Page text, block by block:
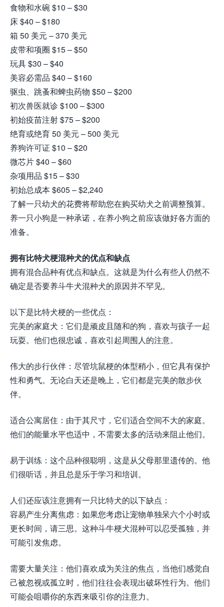
食物和水碗 $10 – $30
床 $40 – $180
箱 50 美元 – 370 美元
皮带和项圈 $15 – $50
玩具 $30 – $40
美容必需品 $40 – $160
驱虫、跳蚤和蜱虫药物 $50 – $200
初次兽医就诊 $100 – $300
初始疫苗注射 $75 – $200
绝育或绝育 50 美元 – 500 美元
养狗许可证 $10 – $20
微芯片 $40 – $60
杂项用品 $15 – $30
初始总成本 $605 – $2,240
了解一只幼犬的花费将帮助您在购买幼犬之前调整预算。
养一只小狗是一种承诺，在养小狗之前应该做好各方面的
准备。
拥有比特犬梗混种犬的优点和缺点
拥有混合品种有优点和缺点。这就是为什么有些人仍然不
确定是否要养斗牛犬混种犬的原因并不罕见。
以下是比特犬梗的一些优点：
完美的家庭犬：它们是顽皮且随和的狗，喜欢与孩子一起
玩耍。他们也很忠诚，喜欢引起周围人的注意。
伟大的步行伙伴：尽管坑鼠梗的体型稍小，但它具有保护
性和勇气。无论白天还是晚上，它们都是完美的散步伙
伴。
适合公寓居住：由于其尺寸，它们适合空间不大的家庭。
他们的能量水平也适中，不需要太多的活动来阻止他们。
易于训练：这个品种很聪明，这是从父母那里遗传的。他
们很听话，并且总是乐于学习和培训。
人们还应该注意拥有一只比特犬的以下缺点：
容易产生分离焦虑：如果您考虑让宠物单独呆六个小时或
更长时间，请三思。这种斗牛梗犬混种可以忍受孤独，并
可能引发焦虑。
需要大量关注：他们喜欢成为关注的焦点，当他们感觉自
己被忽视或孤立时，他们往往会表现出破坏性行为。他们
可能会咀嚼你的东西来吸引你的注意力。